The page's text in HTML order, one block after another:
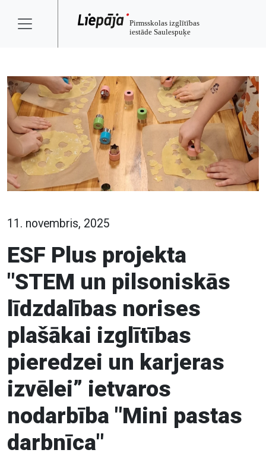
11. novembris, 2025
ESF Plus projekta
"STEM un pilsoniskās
līdzdalības norises
plašākai izglītības
pieredzei un karjeras
izvēlei” ietvaros
nodarbība "Mini pastas
darbnīca"